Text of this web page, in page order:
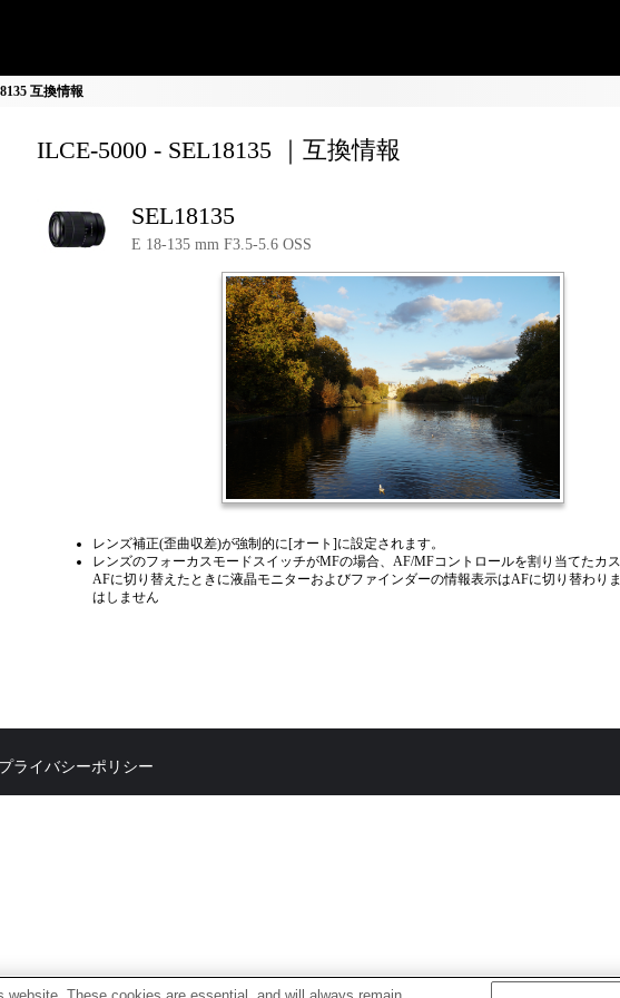
互換情報
ILCE-5000 - SEL18135 ｜互換情報
SEL18135
E 18-135 mm F3.5-5.6 OSS
レンズ補正(歪曲収差)が強制的に[オート]に設定されます。
レンズのフォーカスモードスイッチがMFの場合、AF/MFコントロールを割り当てたカ
AFに切り替えたときに液晶モニターおよびファインダーの情報表示はAFに切り替わり
はしません
プライバシーポリシー